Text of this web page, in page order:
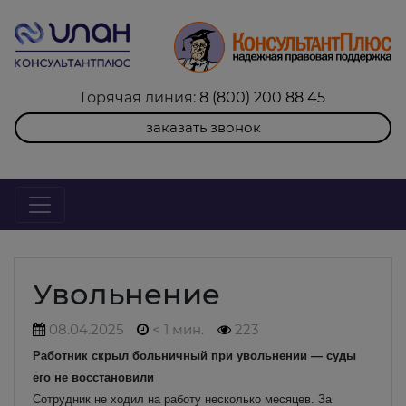
Горячая линия: 8 (800) 200 88 45
заказать звонок
Увольнение
08.04.2025 < 1 мин. 223
Работник скрыл больничный при увольнении — суды
его не восстановили
Сотрудник не ходил на работу несколько месяцев. За